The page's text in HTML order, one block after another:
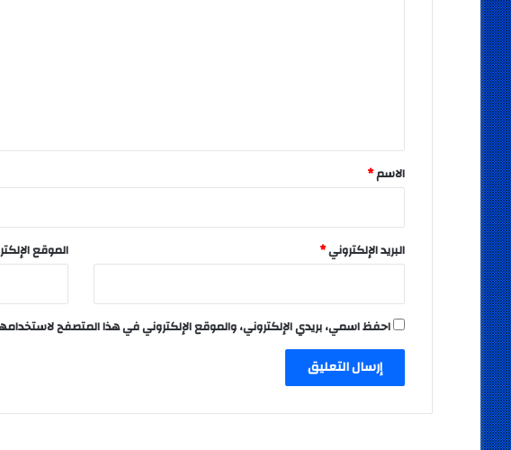
*
الاسم*
البريد الإلكتروني* الموقع
احفظ اسمي، بريدي الإلكتروني، والموقع الإلكتروني في هذا المتصفح